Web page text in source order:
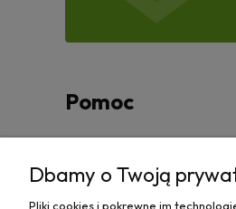
Pomoc
Regulamin
Dbamy o Twoją
Pliki cookies i pokrewne im